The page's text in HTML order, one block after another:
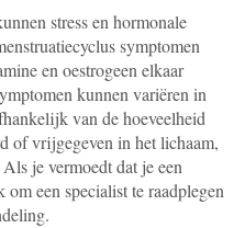
stress en hormonale
symptomen
en oestrogeen elkaar
kunnen variëren in
van de hoeveelheid
of vrijgegeven in het lichaam,
je vermoedt dat je een
een specialist te raadplegen